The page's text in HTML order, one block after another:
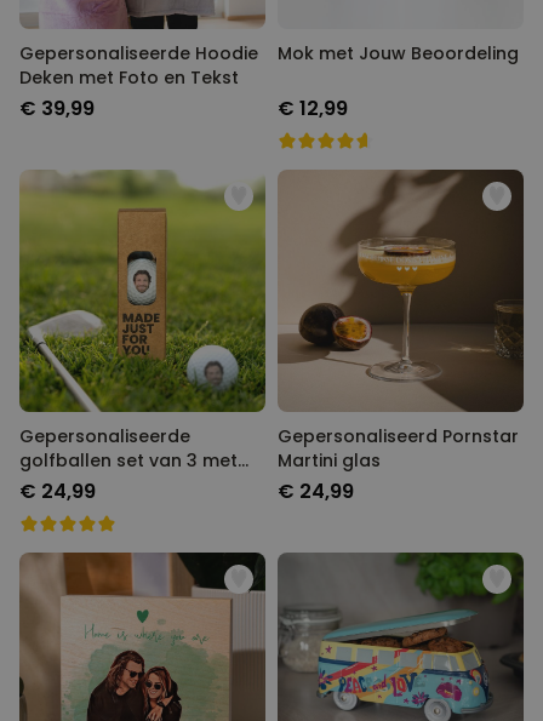
Gepersonaliseerde Hoodie
Deken met Foto en Tekst
€ 39,99
Mok met Jouw Beoordeling
€ 12,99
Gepersonaliseerde
golfballen set van 3 met
Foto
€ 24,99
Gepersonaliseerd Pornstar
Martini glas
€ 24,99